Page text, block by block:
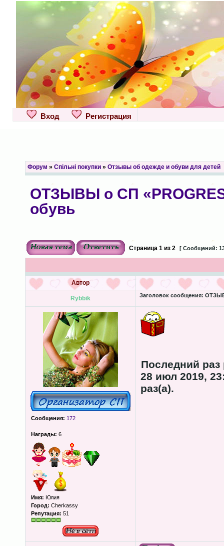
Вход Регистрация
Форум » Спільні покупки» Отзывы об одежде и обуви для детей
ОТЗЫВЫ о СП «PROGRES
обувь
Страница 1из 2 [ Сообщений:
Автор
Rybbik Заголовок сообщения:
Сообщения: 172
Награды: 6
Имя: Юлия
Город: Cherkassy
Репутация: 51
Последний раз
28 июл 2019,
раз(а).